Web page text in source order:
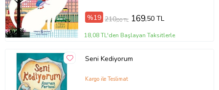
Baskı Boyutu
18,50 x 18,50 cm
Baskı Sayısı
1. Baskı
Baskı Tarihi Ekim 2020
Çevirmen
Serena Ballista
Kağıt Cinsi
1. Hamur
Sayfa Sayısı 32
Yayın Dili
Türkçe
Yazar
Serena Ballista
%19 210,00 TL 169,50 TL
18,08 TL'den Başlayan Taksitlerle
Seni Kediyorum
Kargo ile Teslimat